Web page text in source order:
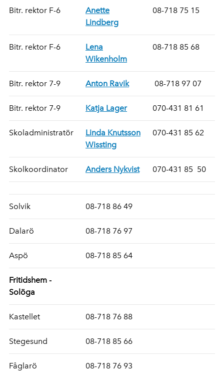
Bitr. rektor F-6
Anette
Lindberg
08-718 75 15
Bitr. rektor F-6
Lena
Wikenholm
08-718 85 68
Bitr. rektor 7-9 Anton Ravik 08-718 97 07
Bitr. rektor 7-9 Katja Lager 070-431 81 61
Skoladministratör
Linda Knutsson
Wissting
070-431 85 62
Skolkoordinator Anders Nykvist 070-431 85 50
Solvik 08-718 86 49
Dalarö 08-718 76 97
Aspö 08-718 85 64
Fritidshem -
Solöga
Kastellet 08-718 76 88
Stegesund 08-718 85 66
Fåglarö 08-718 76 93